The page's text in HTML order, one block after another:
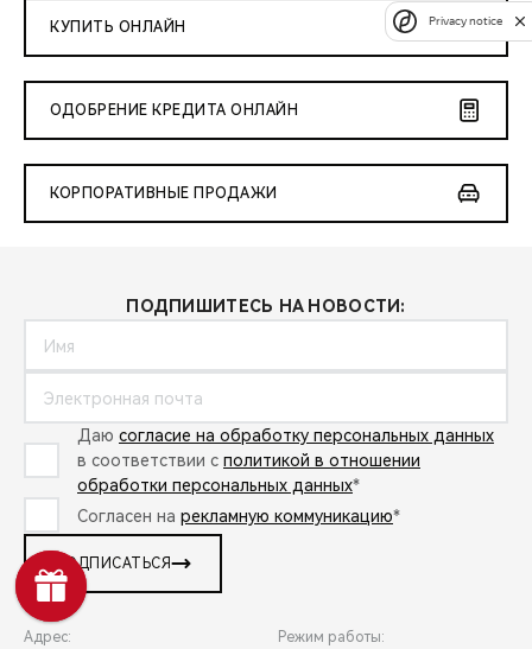
КУПИТЬ ОНЛАЙН
ОДОБРЕНИЕ КРЕДИТА ОНЛАЙН
КОРПОРАТИВНЫЕ ПРОДАЖИ
ПОДПИШИТЕСЬ НА НОВОСТИ:
Даю согласие на обработку персональных данных
в соответствии с политикой в отношении
обработки персональных данных*
Согласен на рекламную коммуникацию*
ПОДПИСАТЬСЯ
Адрес: Режим работы:
Privacy notice